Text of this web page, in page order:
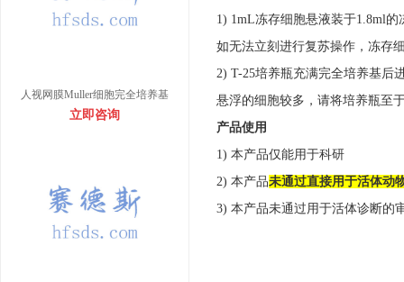
人视网膜Muller细胞完全培养基
立即咨询
1) 1mL冻存细胞悬液装于1.8ml
如无法立刻进行复苏操作，冻存
2) T-25培养瓶充满完全培养基后
悬浮的细胞较多，请将培养瓶至
产品使用
1) 本产品仅能用于科研
2) 本产品未通过直接用于活体动
3) 本产品未通过用于活体诊断的